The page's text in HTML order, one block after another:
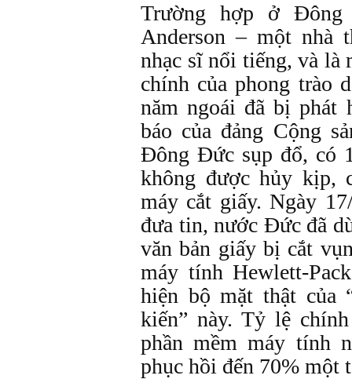
Trường hợp ở Đông
Anderson – một nhà
nhạc sĩ nổi tiếng, và là
chính của phong trào
năm ngoái đã bị phát
báo của đảng Cộng
Đông Đức sụp đổ, có
không được hủy kịp,
máy cắt giấy. Ngày
đưa tin, nước Đức đã
văn bản giấy bị cắt
máy tính Hewlett-
hiện bộ mặt thật của
kiến” này. Tỷ lệ
phần mềm máy tính
phục hồi đến 70% một